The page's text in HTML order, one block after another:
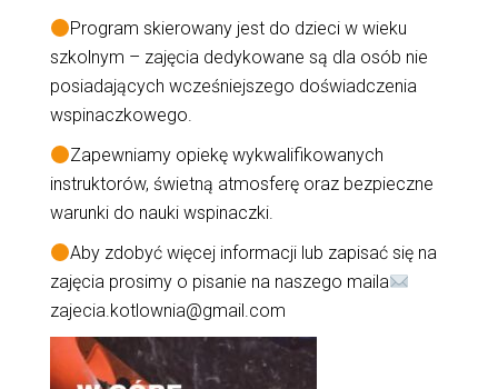
Program skierowany jest do dzieci w wieku
szkolnym – zajęcia dedykowane są dla osób nie
posiadających wcześniejszego doświadczenia
wspinaczkowego.
Zapewniamy opiekę wykwalifikowanych
instruktorów, świetną atmosferę oraz bezpieczne
warunki do nauki wspinaczki.
Aby zdobyć więcej informacji lub zapisać się na
zajęcia prosimy o pisanie na naszego maila
zajecia.kotlownia@gmail.com